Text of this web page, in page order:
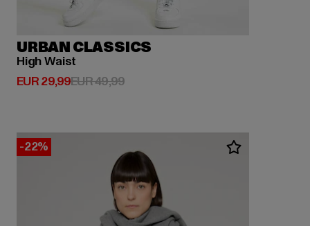
URBAN CLASSICS
High Waist
EUR 29,99
Derzeitiger Preis: EUR 29,99
EUR 49,99Aktionspreis: EUR 49,99
-22%